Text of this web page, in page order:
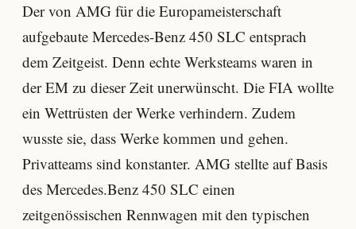
Der von AMG für die Europameisterschaft
aufgebaute Mercedes-Benz 450 SLC entsprach
dem Zeitgeist. Denn echte Werksteams waren in
der EM zu dieser Zeit unerwünscht. Die FIA wollte
ein Wettrüsten der Werke verhindern. Zudem
wusste sie, dass Werke kommen und gehen.
Privatteams sind konstanter. AMG stellte auf Basis
des Mercedes.Benz 450 SLC einen
zeitgenössischen Rennwagen mit den typischen